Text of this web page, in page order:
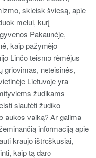
skleisk šviesą, apie
melui, kurį
Pakaunėje,
kaip pažymėjo
Linčo teismo rėmėjus
griovimas, neteisinės,
Lietuvoje yra
žudikams
siautėti žudiko
aukos vaiką? Ar galima
informaciją apie
kraujo ištroškusiai,
kaip tą daro